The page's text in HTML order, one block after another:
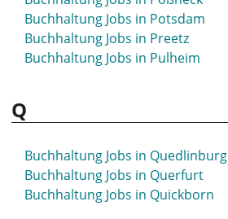
Buchhaltung Jobs in Potsdam
Buchhaltung Jobs in Preetz
Buchhaltung Jobs in Pulheim
Q
Buchhaltung Jobs in Quedlinburg
Buchhaltung Jobs in Querfurt
Buchhaltung Jobs in Quickborn